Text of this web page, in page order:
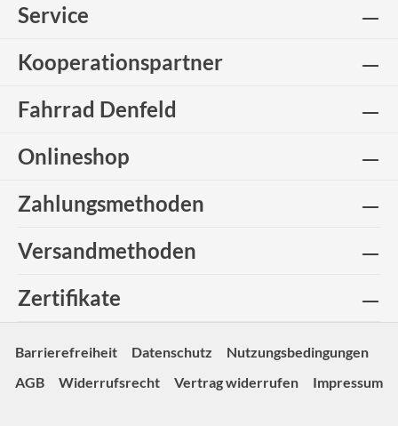
Service
Kooperationspartner
Fahrrad Denfeld
Onlineshop
Zahlungsmethoden
Versandmethoden
Zertifikate
Barrierefreiheit Datenschutz
Nutzungsbedingungen
AGB
Widerrufsrecht Vertrag widerrufen Impressum